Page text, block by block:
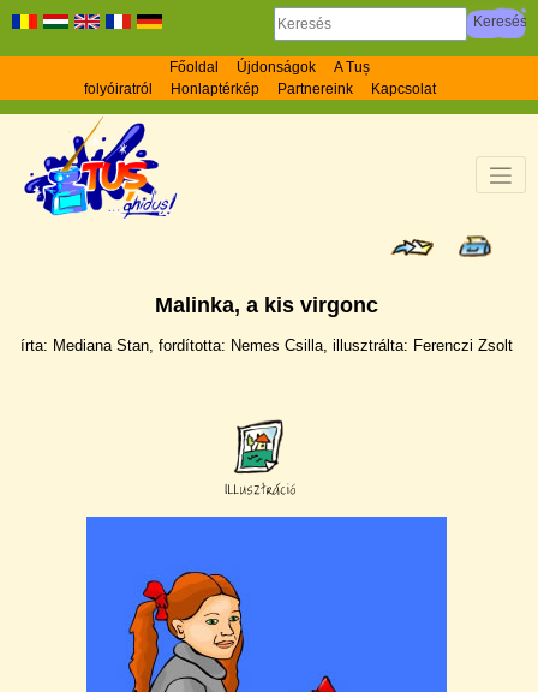
Főoldal Újdonságok
A Tuș
folyóiratról
Honlaptérkép Partnereink Kapcsolat
Malinka, a kis virgonc
írta: Mediana Stan, fordí­totta: Nemes Csilla, illusztrálta: Ferenczi Zsolt